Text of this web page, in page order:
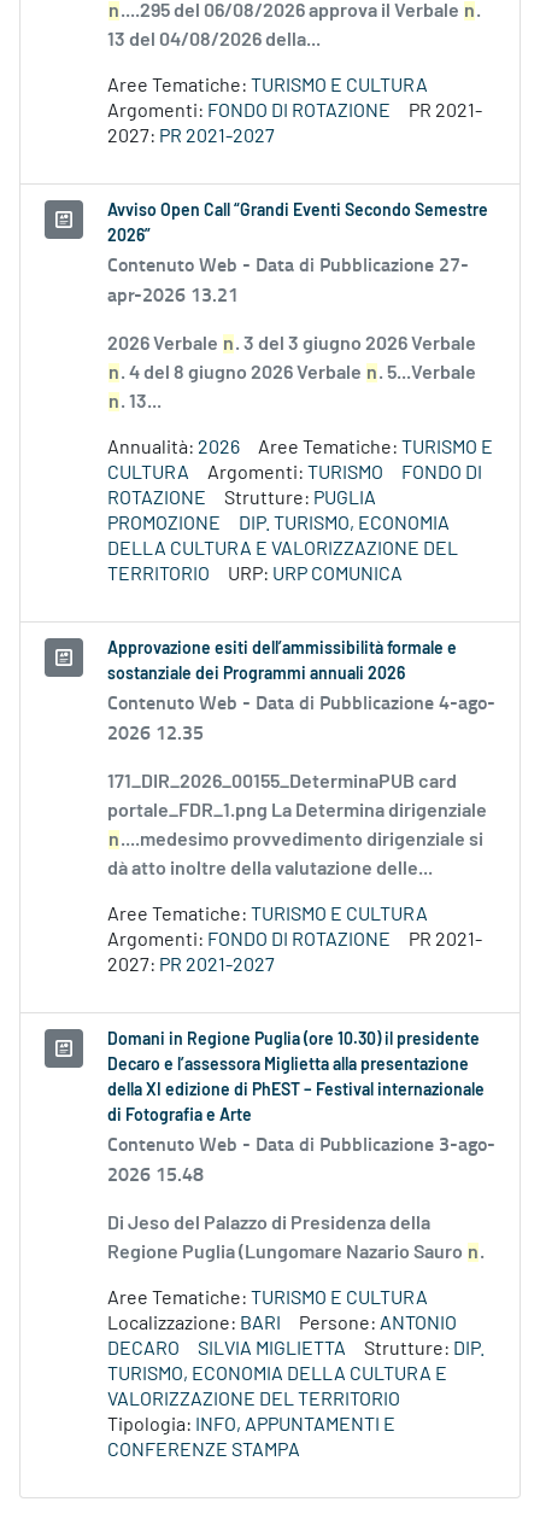
n....295 del 06/08/2026 approva il Verbale n.
13 del 04/08/2026 della...
Aree Tematiche: TURISMO E CULTURA
Argomenti: FONDO DI ROTAZIONE
PR 2021-
2027: PR 2021-2027
Avviso Open Call “Grandi Eventi Secondo Semestre
2026”
Contenuto Web - Data di Pubblicazione 27-
apr-2026 13.21
2026 Verbale n. 3 del 3 giugno 2026 Verbale
n. 4 del 8 giugno 2026 Verbale n. 5...Verbale
n. 13...
Annualità: 2026 Aree Tematiche: TURISMO E
CULTURA
Argomenti: TURISMO
FONDO DI
ROTAZIONE
Strutture: PUGLIA
PROMOZIONE
DIP. TURISMO, ECONOMIA
DELLA CULTURA E VALORIZZAZIONE DEL
TERRITORIO
URP: URP COMUNICA
Approvazione esiti dell’ammissibilità formale e
sostanziale dei Programmi annuali 2026
Contenuto Web - Data di Pubblicazione 4-ago-
2026 12.35
171_DIR_2026_00155_DeterminaPUB card
portale_FDR_1.png La Determina dirigenziale
n....medesimo provvedimento dirigenziale si
dà atto inoltre della valutazione delle...
Aree Tematiche: TURISMO E CULTURA
Argomenti: FONDO DI ROTAZIONE
PR 2021-
2027: PR 2021-2027
Domani in Regione Puglia (ore 10.30) il presidente
Decaro e l’assessora Miglietta alla presentazione
della XI edizione di PhEST – Festival internazionale
di Fotografia e Arte
Contenuto Web - Data di Pubblicazione 3-ago-
2026 15.48
Di Jeso del Palazzo di Presidenza della
Regione Puglia (Lungomare Nazario Sauro n.
Aree Tematiche: TURISMO E CULTURA
Localizzazione: BARI Persone: ANTONIO
DECARO
SILVIA MIGLIETTA Strutture: DIP.
TURISMO, ECONOMIA DELLA CULTURA E
VALORIZZAZIONE DEL TERRITORIO
Tipologia:
INFO, APPUNTAMENTI E
CONFERENZE STAMPA